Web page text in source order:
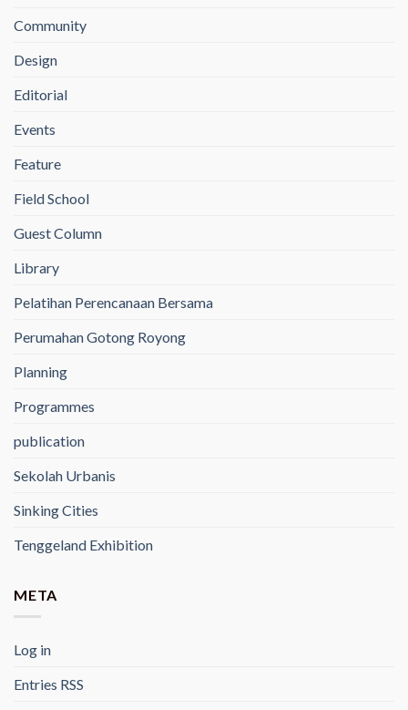
Community
Design
Editorial
Events
Feature
Field School
Guest Column
Library
Pelatihan Perencanaan Bersama
Perumahan Gotong Royong
Planning
Programmes
publication
Sekolah Urbanis
Sinking Cities
Tenggeland Exhibition
META
Log in
Entries RSS